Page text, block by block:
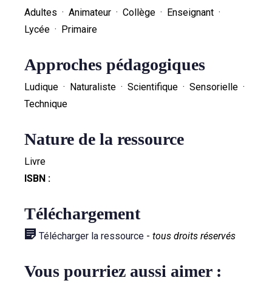
Adultes · Animateur · Collège · Enseignant ·
Lycée · Primaire
Approches pédagogiques
Ludique · Naturaliste · Scientifique · Sensorielle ·
Technique
Nature de la ressource
Livre
ISBN :
Téléchargement
Télécharger la ressource - tous droits réservés
Vous pourriez aussi aimer :